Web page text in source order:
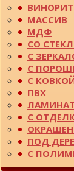
ВИНОРИТ
МАССИВ
МДФ
СО
С
С
С
ПВХ
ЛАМИНАТ
С
ПОД
С